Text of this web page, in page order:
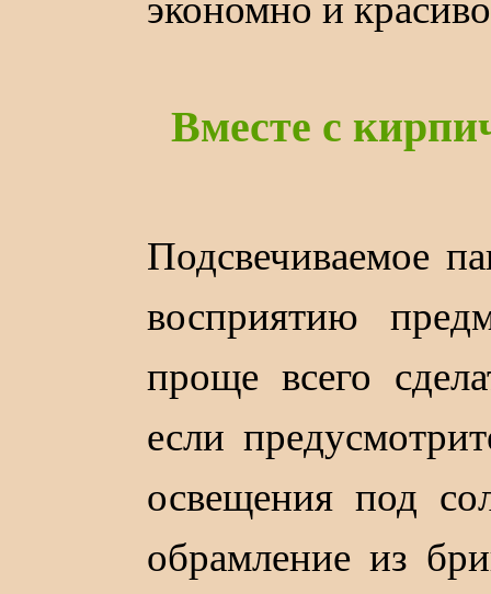
экономно и
Вместе с
Подсвечиваемое
восприятию
проще всего
если
освещения под
обрамление из